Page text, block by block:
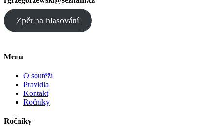
Zpět na hlasování
Menu
O soutěži
Pravidla
Kontakt
Ročníky
Ročníky